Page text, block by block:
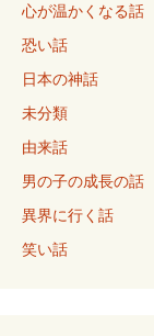
心が温かくなる話
恐い話
日本の神話
未分類
由来話
男の子の成長の話
異界に行く話
笑い話